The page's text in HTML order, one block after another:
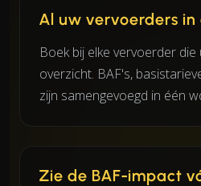
Al uw vervoerders
Boek bij elke vervoerder
overzicht. BAF's,
zijn samengevoegd in één
Zie de BAF-impact